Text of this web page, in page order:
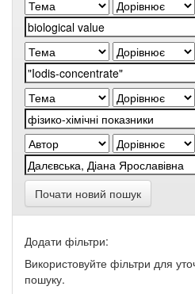
Почати новий пошук
Додати фільтри:
Використовуйте фільтри для
пошуку.